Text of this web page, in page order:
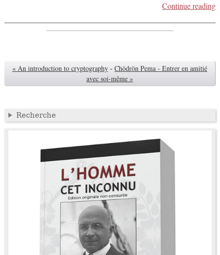
Continue reading
« An introduction to cryptography - Chödrön Pema - Entrer en amitié
avec soi-même »
Recherche